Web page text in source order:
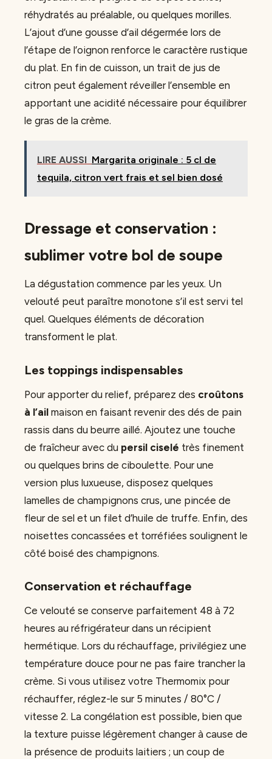
réhydratés au préalable, ou quelques morilles.
L’ajout d’une gousse d’ail dégermée lors de
l’étape de l’oignon renforce le caractère rustique
du plat. En fin de cuisson, un trait de jus de
citron peut également réveiller l’ensemble en
apportant une acidité nécessaire pour équilibrer
le gras de la crème.
LIRE AUSSI Margarita originale : 5 cl de
tequila, citron vert frais et sel bien dosé
Dressage et conservation :
sublimer votre bol de soupe
La dégustation commence par les yeux. Un
velouté peut paraître monotone s’il est servi tel
quel. Quelques éléments de décoration
transforment le plat.
Les toppings indispensables
Pour apporter du relief, préparez des croûtons
à l’ail maison en faisant revenir des dés de pain
rassis dans du beurre aillé. Ajoutez une touche
de fraîcheur avec du persil ciselé très finement
ou quelques brins de ciboulette. Pour une
version plus luxueuse, disposez quelques
lamelles de champignons crus, une pincée de
fleur de sel et un filet d’huile de truffe. Enfin, des
noisettes concassées et torréfiées soulignent le
côté boisé des champignons.
Conservation et réchauffage
Ce velouté se conserve parfaitement 48 à 72
heures au réfrigérateur dans un récipient
hermétique. Lors du réchauffage, privilégiez une
température douce pour ne pas faire trancher la
crème. Si vous utilisez votre Thermomix pour
réchauffer, réglez-le sur 5 minutes / 80°C /
vitesse 2. La congélation est possible, bien que
la texture puisse légèrement changer à cause de
la présence de produits laitiers ; un coup de